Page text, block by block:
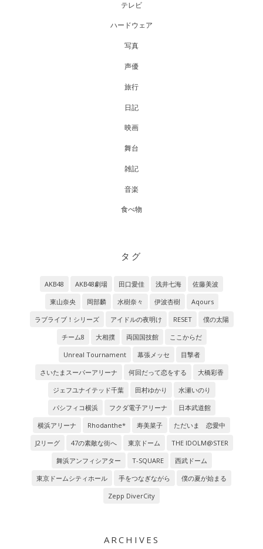
テレビ
ハードウェア
写真
声優
旅行
日記
映画
舞台
雑記
音楽
食べ物
タグ
AKB48 AKB48劇場 田口愛佳 浅井七海
佐藤美波
東山奈央
岡部麟 水樹奈々 伊波杏樹
Aqours
ラブライブ！シリーズ
アイドルの夜明け RESET
僕の太陽
チーム8
大相撲 両国国技館
ここからだ
Unreal Tournament
幕張メッセ
目撃者
さいたまスーパーアリーナ
何回だって恋をする
大橋彩香
ジェフユナイテッド千葉
田村ゆかり
水瀬いのり
パシフィコ横浜
フクダ電子アリーナ
日本武道館
横浜アリーナ
Rhodanthe* 寿美菜子
ただいま 恋愛中
J2リーグ
47の素敵な街へ 東京ドーム
THE IDOLM@STER
舞浜アンフィシアター
T-SQUARE
西武ドーム
東京ドームシティホール
手をつなぎながら
僕の夏が始まる
Zepp DiverCity
ARCHIVES